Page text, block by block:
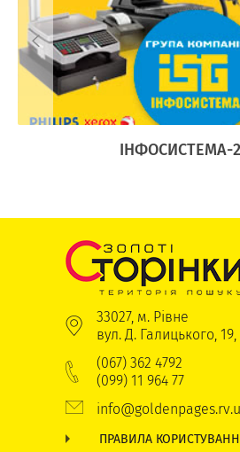
ІНФОСИСТЕМА-
33027, м. Рівне
вул. Д. Галицького,
(067) 362 4792
(099) 11 964 77
ПРАВИЛА